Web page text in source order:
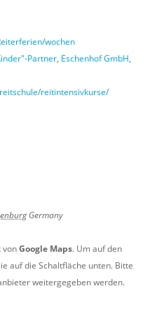
wochen
Partner, Eschenhof GmbH,
reitintensivkurse/
Germany
vonGoogle Maps. Um auf den
auf die Schaltfläche unten. Bitte
weitergegeben werden.